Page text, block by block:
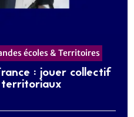
écoles & Territoires
: jouer collectif
territoriaux